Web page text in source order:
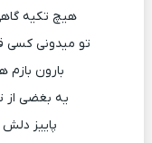
هیچ تکیه
تو میدونی کسی
بارون بازم
یه بغضی از
پاییز